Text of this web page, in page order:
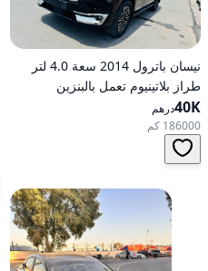
نيسان باترول 2014 سعة 4.0 لتر
طراز بلاتينيوم تعمل بالبنزين
أوتوماتيكية بدفع كلي
40Kدرهم
186000 كم